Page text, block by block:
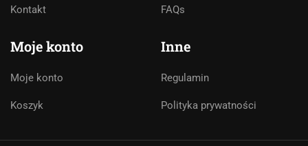
Kontakt FAQs
Moje konto
Moje konto
Koszyk
Inne
Regulamin
Polityka prywatności
asystentem AI. Jak mogę Ci pomóc?